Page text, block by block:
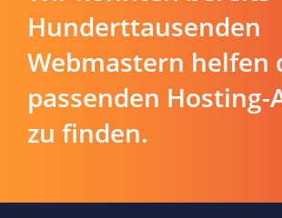
Hunderttausenden
Webmastern helfen
passenden
zu finden.